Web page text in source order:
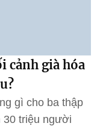
cảnh già hóa
gì cho ba thập
30 triệu người